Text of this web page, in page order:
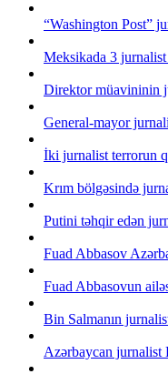
“Washington Post”
Meksikada 3
Direktor müavininin
General-mayor
İki jurnalist terrorun
Krım bölgəsində
Putini təhqir edən
Fuad Abbasov
Fuad Abbasovun
Bin Salmanın
Azərbaycan jurnalist